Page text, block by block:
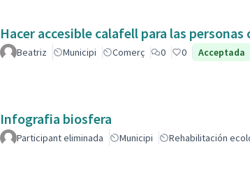
Hacer accesible calafell para las personas
Beatriz Municipi Comerç 0 0 Acceptada
Infografia biosfera
Participant eliminada Municipi Rehabilitación